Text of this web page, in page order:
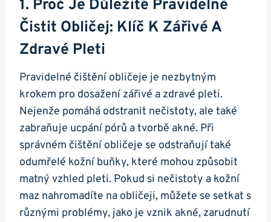
1. Proč Je Důležité Pravidelně
Čistit​ Obličej: Klíč K Zářivé A
Zdravé‌ Pleti
Pravidelné čištění obličeje ‍je nezbytným
⁢krokem pro dosažení‍ zářivé a zdravé pleti.
Nejenže ⁢pomáhá odstranit⁣ nečistoty, ale také
zabraňuje ucpání pórů a tvorbě akné. Při
správném čištění‍ obličeje se odstraňují také
odumřelé kožní buňky, ​které mohou ⁣způsobit
⁣matný ⁤vzhled‍ pleti. Pokud si⁤ nečistoty a kožní
maz nahromadíte na obličeji, můžete se setkat s
různými problémy, jako je vznik akné,‌ zarudnutí